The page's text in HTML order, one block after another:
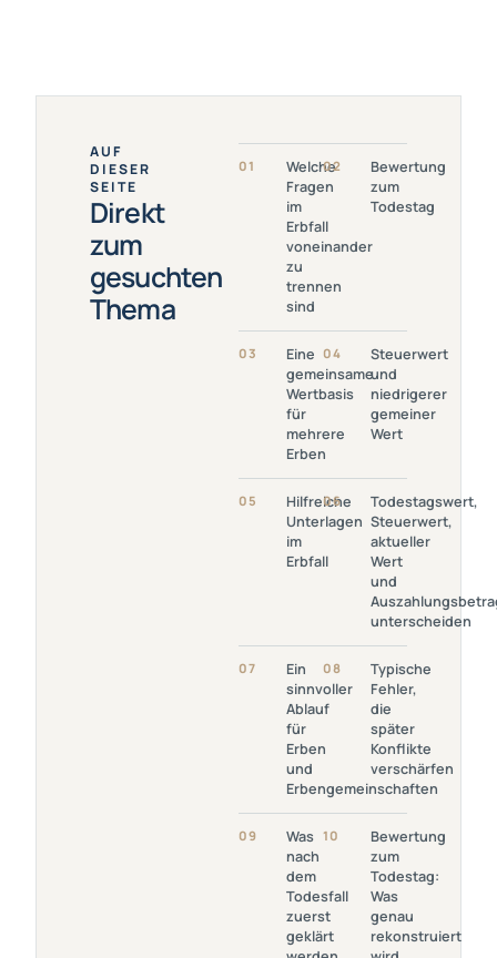
AUF
DIESER
SEITE
Direkt
zum
gesuchten
Thema
01
Welche
Fragen
im
Erbfall
voneinander
zu
trennen
sind
Welche
Fragen Im
Erbfall
Voneinander
Zu Trennen
Sind
02
Bewertung
zum
Todestag
Öffnen:
Bewertung
Zum
03
Eine
gemeinsame
Wertbasis
für
mehrere
Erben
Eine
Gemeinsame
Wertbasis
Für Mehrere
Erben
04
Steuerwert
und
niedrigerer
gemeiner
Wert
Öffnen:
Steuerwert
Und
Niedrigerer
Gemeiner
05
Hilfreiche
Unterlagen
im
Erbfall
Öffnen:
Hilfreiche
Unterlagen
Im Erbfall
06
Todestagswert,
Steuerwert,
aktueller
Wert
und
unterscheiden
Todestagswert,
Steuerwert,
Aktueller Wert Und
Auszahlungsbetrag
Unterscheiden
07
Ein
sinnvoller
Ablauf
für
Erben
und
Erbengemeinschaften
Sinnvoller Ablauf Für
Erben Und
Erbengemeinschaften
08
Typische
Fehler,
die
später
Konflikte
verschärfen
Öffnen:
Typische
Fehler, Die
Später
Konflikte
Verschärfen
09
Was
nach
dem
Todesfall
zuerst
geklärt
Öffnen:
Was Nach
Dem
Todesfall
Zuerst
Geklärt
10
Bewertung
zum
Todestag:
Was
genau
rekonstruiert
Bewertung
Zum
Todestag:
Was Genau
Rekonstruiert
Wird